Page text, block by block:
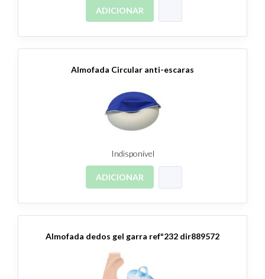
ADICIONAR
Almofada Circular anti-escaras
Indisponível
ADICIONAR
Almofada dedos gel garra refº232 dir889572